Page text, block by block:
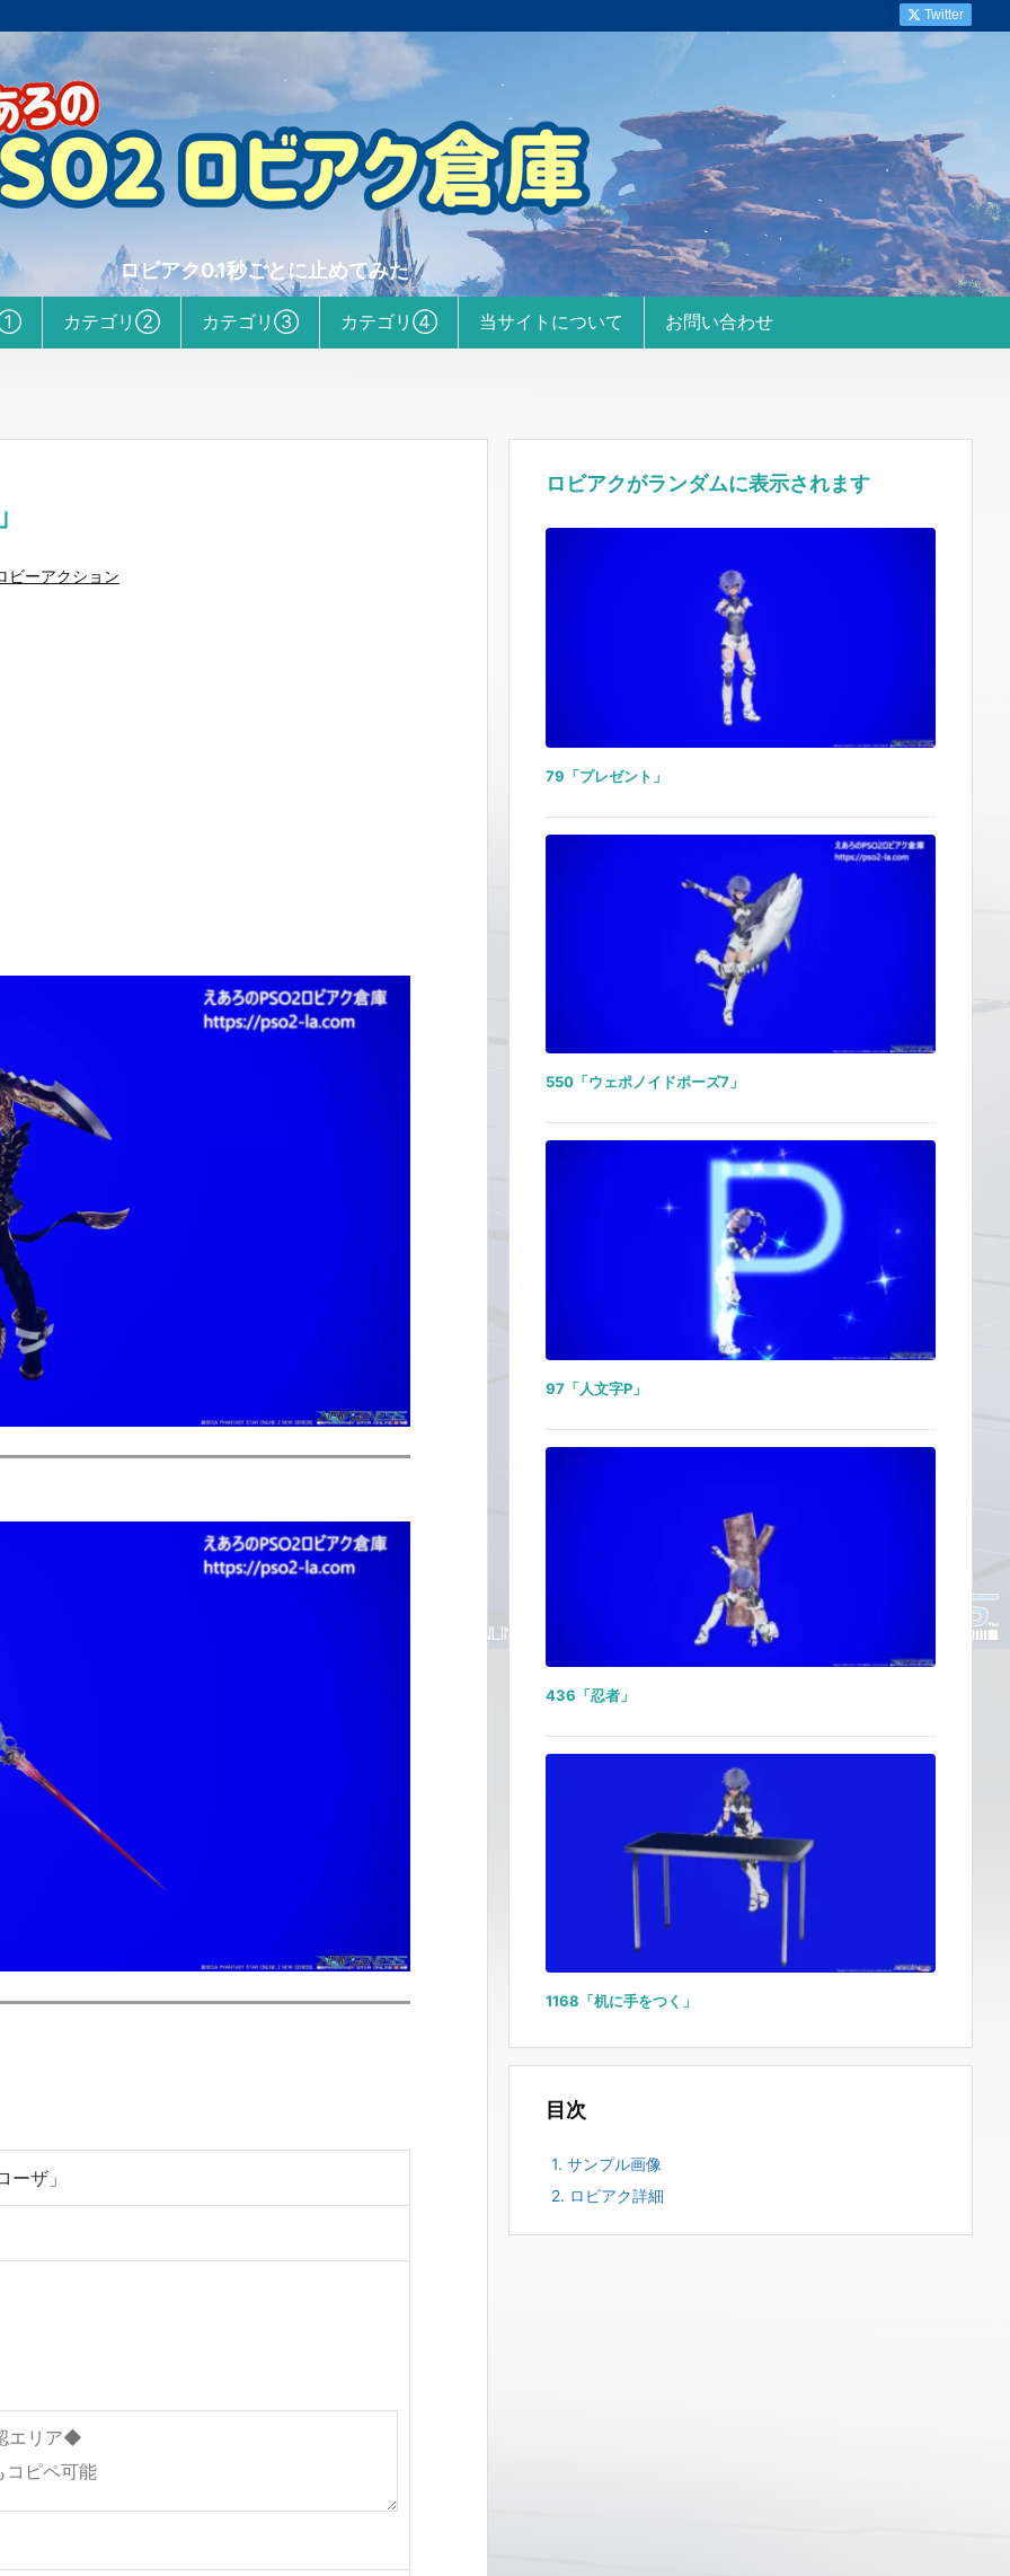
ロビアク0.1秒ごとに止めてみた
① カテゴリ② カテゴリ③ カテゴリ④ 当サイトについて お問い合わせ
Twitter
ビーアクション
ザ」
ロビアクがランダムに表示されます
79「プレゼント」
550「ウェポノイドポーズ7」
97「人文字P」
436「忍者」
1168「机に手をつく」
目次
1. サンプル画像
2. ロビアク詳細